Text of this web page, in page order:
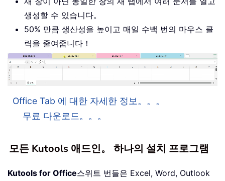
생성할 수 있습니다。
50% 만큼 생산성을 높이고 매일 수백 번의 마우스 클
릭을 줄여줍니다！
Office Tab 에 대한 자세한 정보。。。
무료 다운로드。。。
모든 Kutools 애드인。 하나의 설치 프로그램
Kutools for Office스위트 번들은 Excel, Word, Outlook